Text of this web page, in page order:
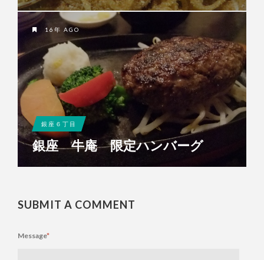
16年 AGO
銀座６丁目
銀座 牛庵 限定ハンバーグ
SUBMIT A COMMENT
Message*